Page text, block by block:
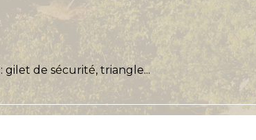
de sécurité, triangle...